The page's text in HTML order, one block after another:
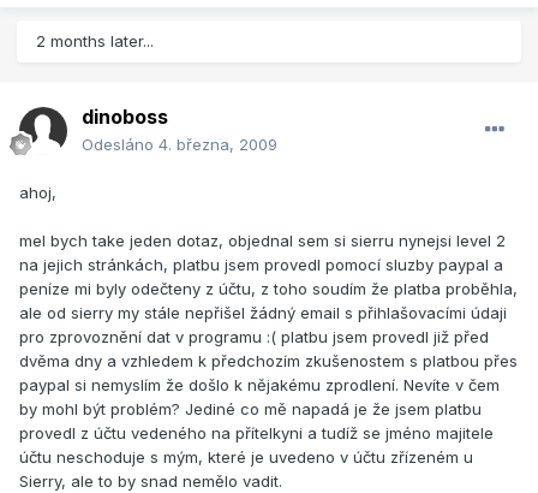
2 months later...
dinoboss
Odesláno 4. března, 2009
ahoj,
mel bych take jeden dotaz, objednal sem si sierru nynejsi level 2
na jejich stránkách, platbu jsem provedl pomocí sluzby paypal a
peníze mi byly odečteny z účtu, z toho soudím že platba proběhla,
ale od sierry my stále nepřišel žádný email s přihlašovacími údaji
pro zprovoznění dat v programu :( platbu jsem provedl již před
dvěma dny a vzhledem k předchozím zkušenostem s platbou přes
paypal si nemyslím že došlo k nějakému zprodlení. Nevíte v čem
by mohl být problém? Jediné co mě napadá je že jsem platbu
provedl z účtu vedeného na přítelkyni a tudíž se jméno majitele
účtu neschoduje s mým, které je uvedeno v účtu zřízeném u
Sierry, ale to by snad nemělo vadit.